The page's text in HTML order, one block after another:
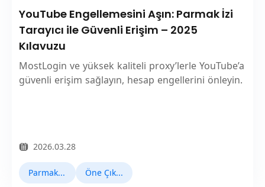
YouTube Engellemesini Aşın: Parmak İzi
Tarayıcı ile Güvenli Erişim – 2025
Kılavuzu
MostLogin ve yüksek kaliteli proxy’lerle YouTube’a
güvenli erişim sağlayın, hesap engellerini önleyin.
2026.03.28
Parmak İzi Tarayıcı Öne Çıkan Haberler